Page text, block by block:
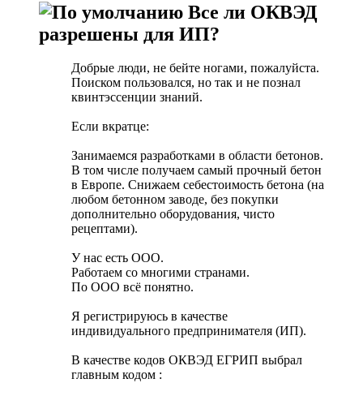
Все ли ОКВЭД
разрешены для ИП?
Добрые люди, не бейте ногами, пожалуйста.
Поиском пользовался, но так и не познал
квинтэссенции знаний.
Если вкратце:
Занимаемся разработками в области бетонов.
В том числе получаем самый прочный бетон
в Европе. Снижаем себестоимость бетона (на
любом бетонном заводе, без покупки
дополнительно оборудования, чисто
рецептами).
У нас есть ООО.
Работаем со многими странами.
По ООО всё понятно.
Я регистрируюсь в качестве
индивидуального предпринимателя (ИП).
В качестве кодов ОКВЭД ЕГРИП выбрал
главным кодом :